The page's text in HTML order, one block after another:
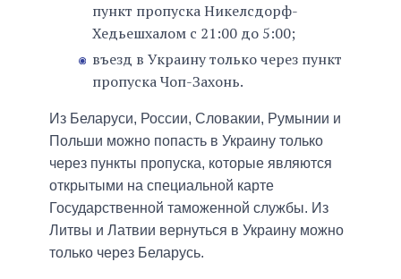
пункт пропуска Никелсдорф-
Хедьешхалом с 21:00 до 5:00;
въезд в Украину только через пункт
пропуска Чоп-Захонь.
Из Беларуси, России, Словакии, Румынии и
Польши можно попасть в Украину только
через пункты пропуска, которые являются
открытыми на специальной карте
Государственной таможенной службы. Из
Литвы и Латвии вернуться в Украину можно
только через Беларусь.